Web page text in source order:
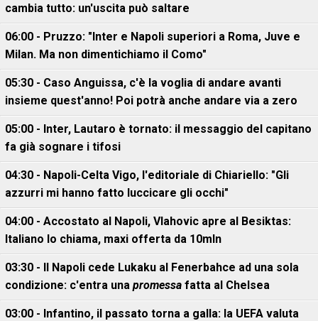
cambia tutto: un'uscita può saltare
06:00 - Pruzzo: "Inter e Napoli superiori a Roma, Juve e
Milan. Ma non dimentichiamo il Como"
05:30 - Caso Anguissa, c'è la voglia di andare avanti
insieme quest'anno! Poi potrà anche andare via a zero
05:00 - Inter, Lautaro è tornato: il messaggio del capitano
fa già sognare i tifosi
04:30 - Napoli-Celta Vigo, l'editoriale di Chiariello: "Gli
azzurri mi hanno fatto luccicare gli occhi"
04:00 - Accostato al Napoli, Vlahovic apre al Besiktas:
Italiano lo chiama, maxi offerta da 10mln
03:30 - Il Napoli cede Lukaku al Fenerbahce ad una sola
condizione: c'entra una promessa fatta al Chelsea
03:00 - Infantino, il passato torna a galla: la UEFA valuta